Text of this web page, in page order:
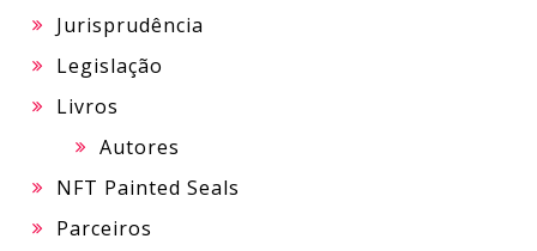
Jurisprudência
Legislação
Livros
Autores
NFT Painted Seals
Parceiros